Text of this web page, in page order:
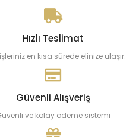
Hızlı Teslimat
en kısa sürede elinize ulaşır.
Güvenli Alışveriş
ve kolay ödeme sistemi